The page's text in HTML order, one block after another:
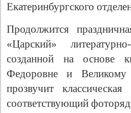
Екатеринбургского
Продолжится
«Царский»
созданной на основе
Федоровне и
прозвучит
соответствующий